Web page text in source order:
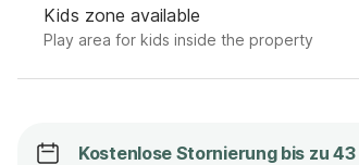
Kids zone available
Play area for kids inside the property
Kostenlose Stornierung bis zu